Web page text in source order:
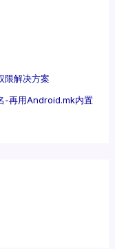
限解决方案
-再用Android.mk内置